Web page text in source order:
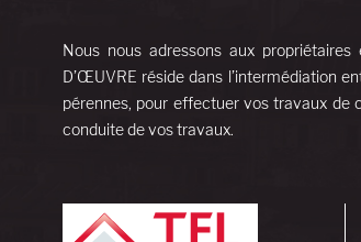
Nous nous adressons aux
D’ŒUVRE réside dans l’intermédiation
pérennes, pour effectuer vos travaux de
conduite de vos travaux.